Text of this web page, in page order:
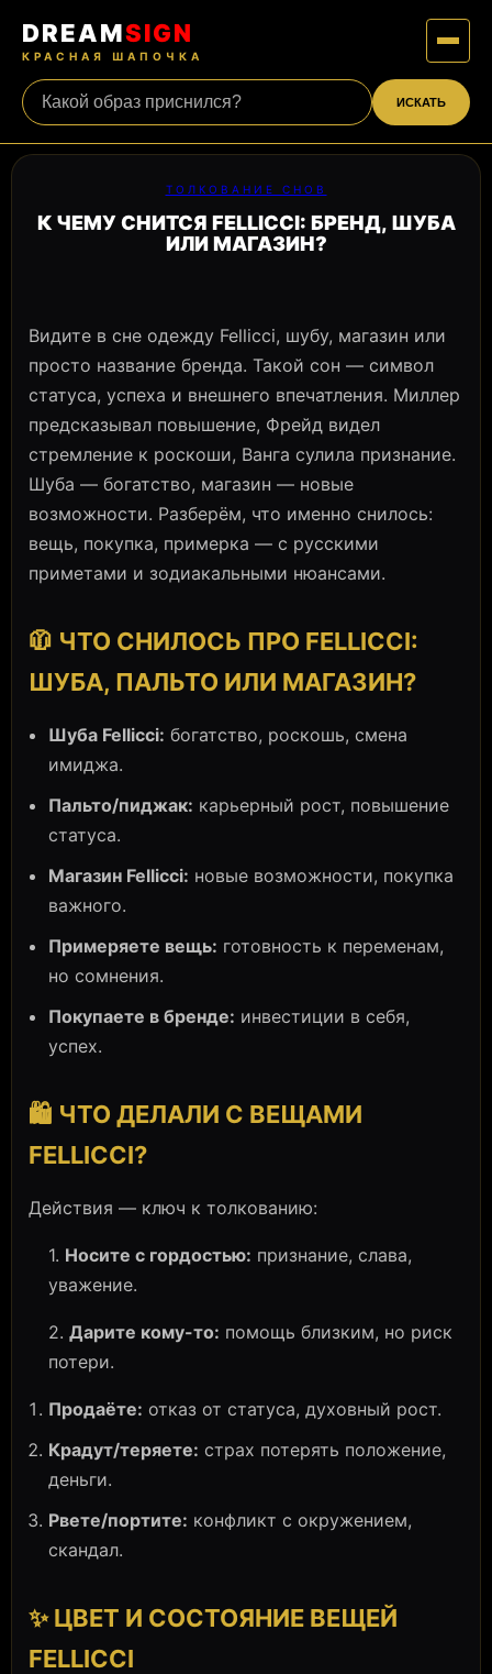
DREAMSIGN
КРАСНАЯ ШАПОЧКА
ИСКАТЬ
ТОЛКОВАНИЕ СНОВ
К ЧЕМУ СНИТСЯ FELLICCI: БРЕНД, ШУБА
ИЛИ МАГАЗИН?
Видите в сне одежду Fellicci, шубу, магазин или
просто название бренда. Такой сон — символ
статуса, успеха и внешнего впечатления. Миллер
предсказывал повышение, Фрейд видел
стремление к роскоши, Ванга сулила признание.
Шуба — богатство, магазин — новые
возможности. Разберём, что именно снилось:
вещь, покупка, примерка — с русскими
приметами и зодиакальными нюансами.
🧥 ЧТО СНИЛОСЬ ПРО FELLICCI:
ШУБА, ПАЛЬТО ИЛИ МАГАЗИН?
Шуба Fellicci: богатство, роскошь, смена
имиджа.
Пальто/пиджак: карьерный рост, повышение
статуса.
Магазин Fellicci: новые возможности, покупка
важного.
Примеряете вещь: готовность к переменам,
но сомнения.
Покупаете в бренде: инвестиции в себя,
успех.
🛍️ ЧТО ДЕЛАЛИ С ВЕЩАМИ
FELLICCI?
Действия — ключ к толкованию:
1. Носите с гордостью: признание, слава,
уважение.
2. Дарите кому-то: помощь близким, но риск
потери.
Продаёте: отказ от статуса, духовный рост.
Крадут/теряете: страх потерять положение,
деньги.
Рвете/портите: конфликт с окружением,
скандал.
✨ ЦВЕТ И СОСТОЯНИЕ ВЕЩЕЙ
FELLICCI